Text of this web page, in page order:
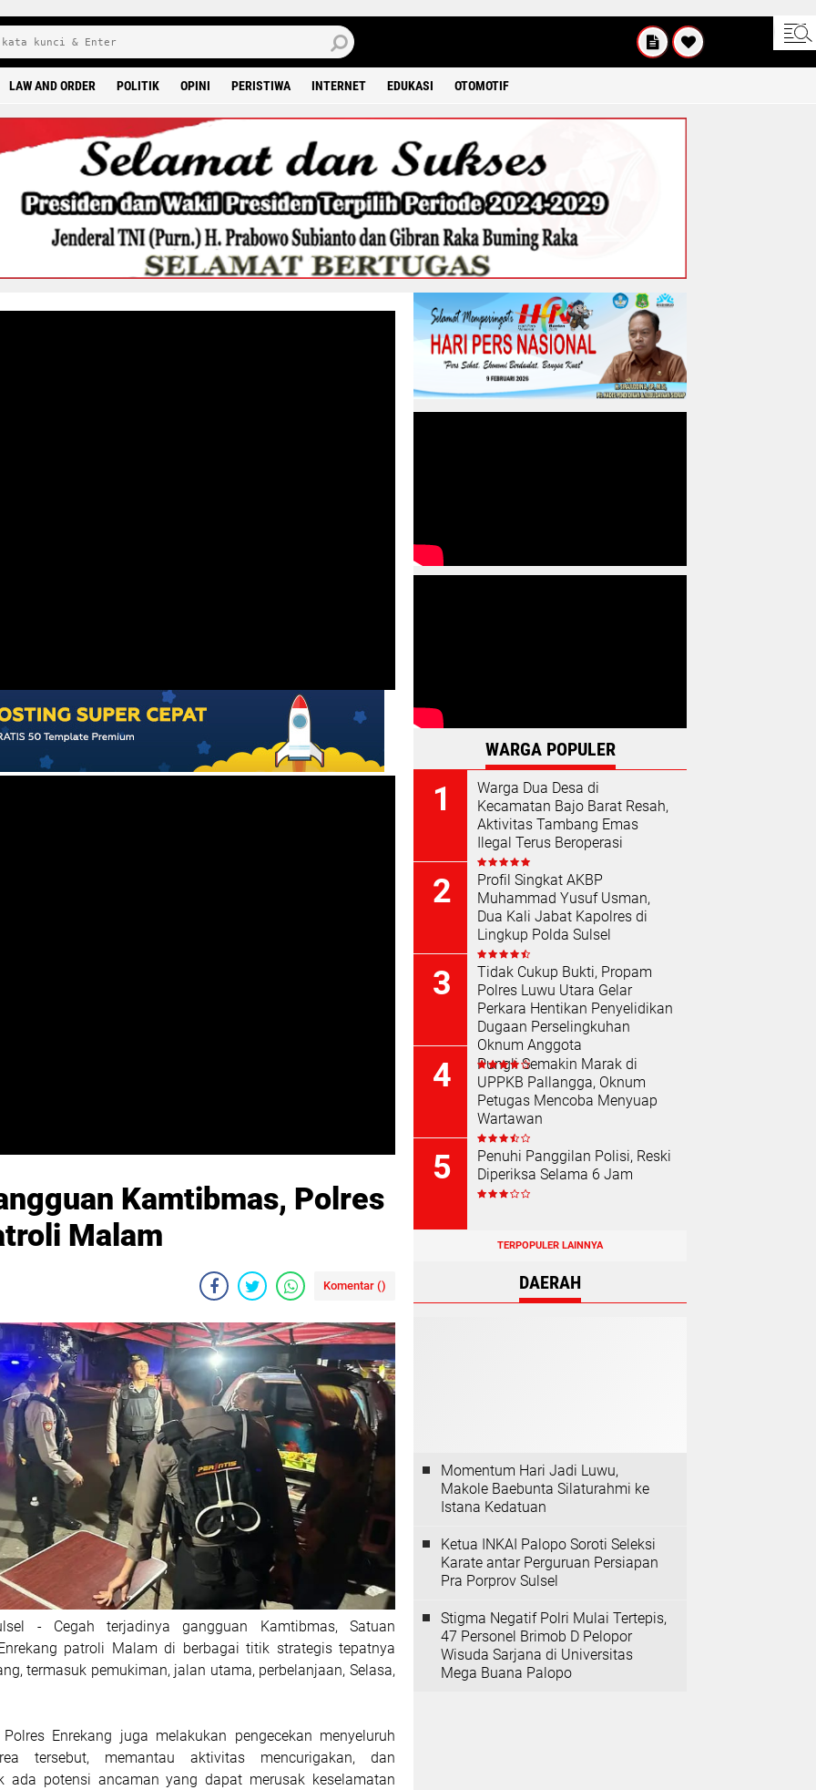
LAW AND ORDER POLITIK OPINI PERISTIWA INTERNET EDUKASI OTOMOTIF
Kamtibmas, Polres
Malam
Komentar ()
- Cegah terjadinya gangguan Kamtibmas, Satuan
patroli Malam di berbagai titik strategis tepatnya
termasuk pemukiman, jalan utama, perbelanjaan, Selasa,
Enrekang juga melakukan pengecekan menyeluruh
tersebut, memantau aktivitas mencurigakan, dan
ada potensi ancaman yang dapat merusak keselamatan
WARGA POPULER
Warga Dua Desa di
Kecamatan Bajo Barat Resah,
Aktivitas Tambang Emas
Ilegal Terus Beroperasi
Profil Singkat AKBP
Muhammad Yusuf Usman,
Dua Kali Jabat Kapolres di
Lingkup Polda Sulsel
Tidak Cukup Bukti, Propam
Polres Luwu Utara Gelar
Perkara Hentikan Penyelidikan
Dugaan Perselingkuhan
Oknum Anggota
Pungli Semakin Marak di
UPPKB Pallangga, Oknum
Petugas Mencoba Menyuap
Wartawan
Penuhi Panggilan Polisi, Reski
Diperiksa Selama 6 Jam
TERPOPULER LAINNYA
DAERAH
Momentum Hari Jadi Luwu,
Makole Baebunta Silaturahmi ke
Istana Kedatuan
Ketua INKAI Palopo Soroti Seleksi
Karate antar Perguruan Persiapan
Pra Porprov Sulsel
Stigma Negatif Polri Mulai Tertepis,
47 Personel Brimob D Pelopor
Wisuda Sarjana di Universitas
Mega Buana Palopo